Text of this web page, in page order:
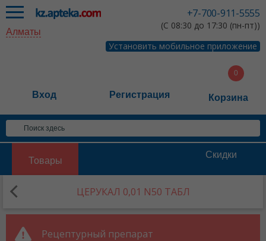
+7-700-911-5555
(С 08:30 до 17:30 (пн-пт))
Установить мобильное приложение
Алматы
Вход Регистрация Корзина
Товары
Скидки
ЦЕРУКАЛ 0,01 N50 ТАБЛ
Рецептурный препарат